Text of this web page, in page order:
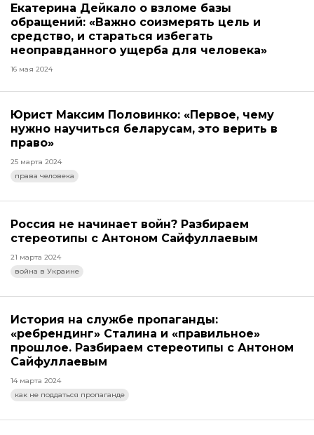
Екатерина Дейкало о взломе базы
обращений: «Важно соизмерять цель и
средство, и стараться избегать
неоправданного ущерба для человека»
16 мая 2024
Юрист Максим Половинко: «Первое, чему
нужно научиться беларусам, это верить в
право»
25 марта 2024
права человека
Россия не начинает войн? Разбираем
стереотипы с Антоном Сайфуллаевым
21 марта 2024
война в Украине
История на службе пропаганды:
«ребрендинг» Сталина и «правильное»
прошлое. Разбираем стереотипы с Антоном
Сайфуллаевым
14 марта 2024
как не поддаться пропаганде